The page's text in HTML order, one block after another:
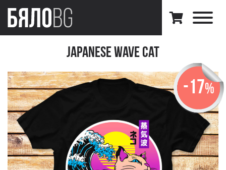
Japanese Wave Cat
-17%